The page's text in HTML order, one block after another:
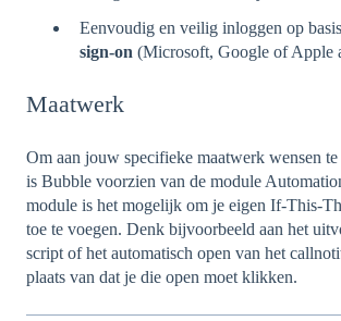
Eenvoudig en veilig inloggen op
sign-on (Microsoft, Google of Apple
Maatwerk
Om aan jouw specifieke maatwerk wensen
is Bubble voorzien van de module
module is het mogelijk om je eigen If-This-
toe te voegen. Denk bijvoorbeeld aan het
script of het automatisch open van het
plaats van dat je die open moet klikken.